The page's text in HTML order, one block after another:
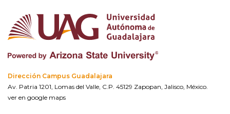
Dirección Campus Guadalajara
Av. Patria 1201, Lomas del Valle, C.P. 45129 Zapopan, Jalisco, México.
ver en google maps